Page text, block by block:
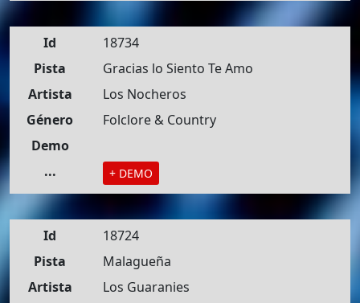
Id
18734
Pista
Gracias lo Siento Te Amo
Artista
Los Nocheros
Género
Folclore & Country
Demo
...
+ DEMO
Id
18724
Pista
Malagueña
Artista
Los Guaranies